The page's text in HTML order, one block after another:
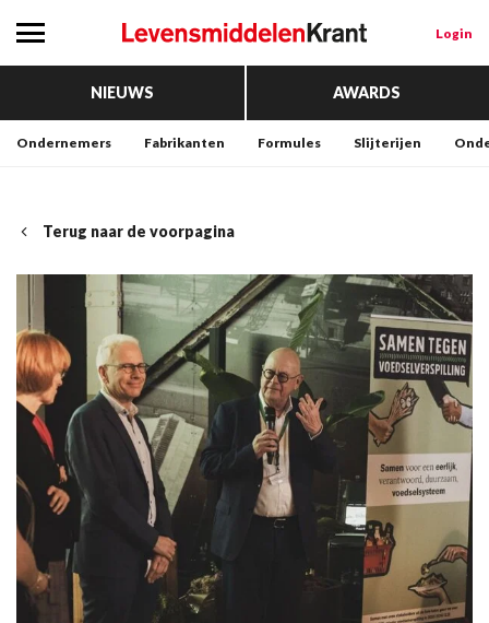
Login
NIEUWS AWARDS
Ondernemers Fabrikanten Formules Slijterijen
Terug naar de voorpagina